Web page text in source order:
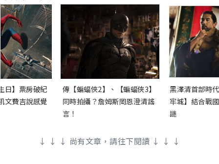
日】票房破紀
文費吉說感覺
傳【蝙蝠俠2】、【蝙蝠俠3】
同時拍攝？詹姆斯岡恩澄清謠
言！
黑澤清首部時
牢城】結合戰
謎
↓ ↓ ↓ 尚有文章，請往下閱讀 ↓ ↓ ↓